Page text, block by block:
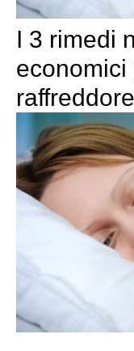
I 3 rimedi
economici
raffreddore